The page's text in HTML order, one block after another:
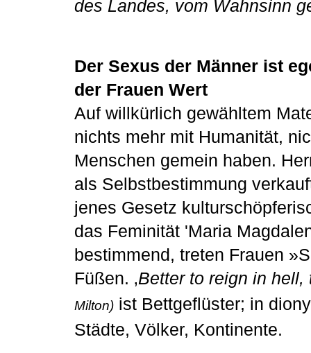
des Landes, vom Wahnsinn
Der Sexus der Männer ist
der Frauen Wert
Auf willkürlich gewähltem
nichts mehr mit Humanität,
Menschen gemein haben.
als Selbstbestimmung
jenes Gesetz
das Feminität 'Maria
bestimmend, treten Frauen
Füßen. ‚Better to reign in
Milton) ist Bettgeflüster; in
Städte, Völker, Kontinente.